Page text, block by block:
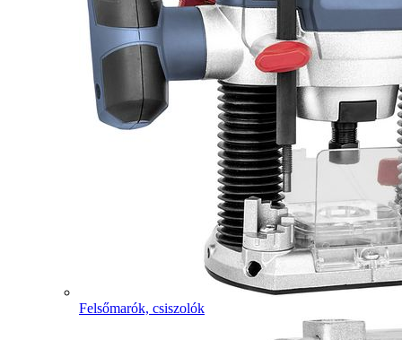
Felsőmarók, csiszolók